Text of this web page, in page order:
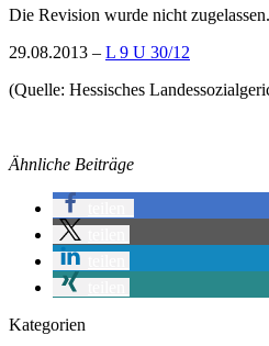
Die Revision wurde nicht zugelassen.
29.08.2013 – L 9 U 30/12
(Quelle: Hessisches
Ähnliche Beiträge
Kategorien